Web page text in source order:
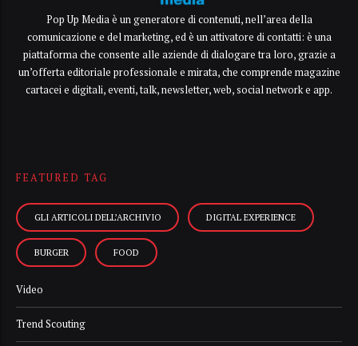
Pop Up Media è un generatore di contenuti, nell’area della
comunicazione e del marketing, ed è un attivatore di contatti: è una
piattaforma che consente alle aziende di dialogare tra loro, grazie a
un’offerta editoriale professionale e mirata, che comprende magazine
cartacei e digitali, eventi, talk, newsletter, web, social network e app.
FEATURED TAG
GLI ARTICOLI DELL’ARCHIVIO DIGITAL EXPERIENCE
BURGER FOOD
Video
Trend Scouting